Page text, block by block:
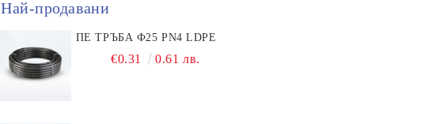
Най-продавани
ПЕ ТРЪБА Ф25 PN4 LDPE
€0.31 0.61 лв.